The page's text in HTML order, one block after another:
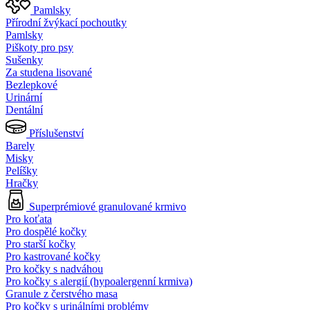
Pamlsky
Přírodní žvýkací pochoutky
Pamlsky
Piškoty pro psy
Sušenky
Za studena lisované
Bezlepkové
Urinární
Dentální
Příslušenství
Barely
Misky
Pelíšky
Hračky
Superprémiové granulované krmivo
Pro koťata
Pro dospělé kočky
Pro starší kočky
Pro kastrované kočky
Pro kočky s nadváhou
Pro kočky s alergií (hypoalergenní krmiva)
Granule z čerstvého masa
Pro kočky s urinálními problémy